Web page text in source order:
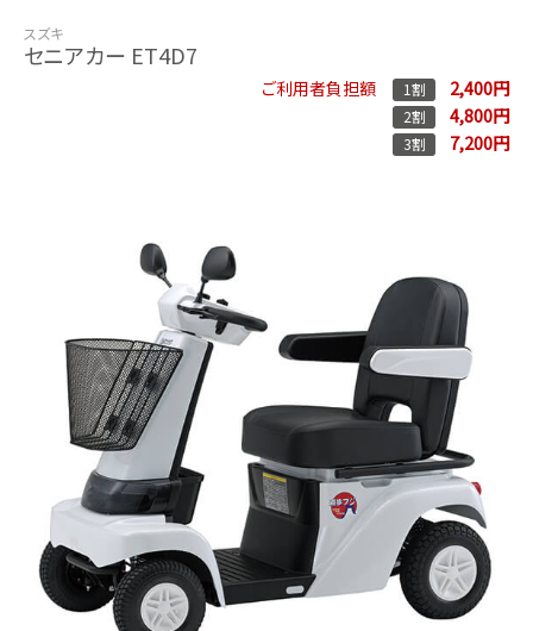
スズキ
セニアカー ET4D7
ご利用者負担額 1割 2,400円
2割 4,800円
3割 7,200円